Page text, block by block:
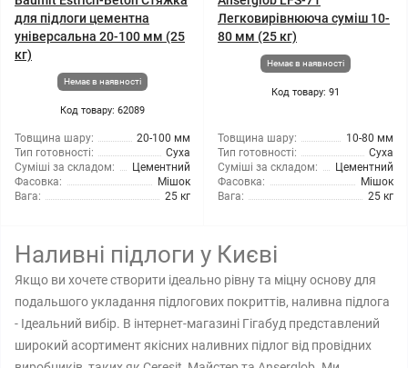
для підлоги цементна
універсальна 20-100 мм (25
кг)
Немає в наявності
Код товару: 62089
Товщина шару:
20-100 мм
Тип готовності:
Суха
Суміші за складом:
Цементний
Фасовка:
Мішок
Вага:
25 кг
Легковирівнююча суміш 10-
80 мм (25 кг)
Немає в наявності
Код товару: 91
Товщина шару:
10-80 мм
Тип готовності:
Суха
Суміші за складом:
Цементний
Фасовка:
Мішок
Вага:
25 кг
Наливні підлоги у Києві
Якщо ви хочете створити ідеально рівну та міцну основу для
подальшого укладання підлогових покриттів, наливна підлога
- Ідеальний вибір. В інтернет-магазині Гігабуд представлений
широкий асортимент якісних наливних підлог від провідних